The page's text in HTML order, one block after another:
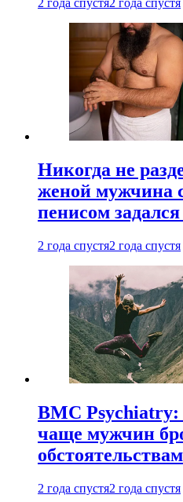
2 года спустя2 года спустя
Никогда не
женой мужчина
пенисом
2 года спустя2 года спустя
BMC
чаще мужчин
обстоятельствам
2 года спустя2 года спустя